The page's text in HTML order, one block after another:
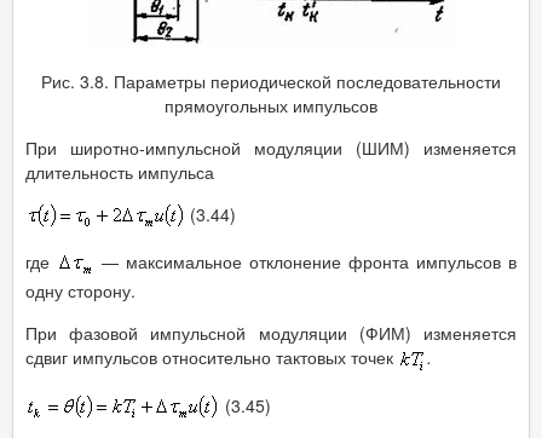
Рис. 3.8. Параметры периодической последовательности
прямоугольных импульсов
При широтно-импульсной модуляции (ШИМ) изменяется
длительность импульса
(3.44)
где
— максимальное отклонение фронта импульсов в
одну сторону.
При фазовой импульсной модуляции (ФИМ) изменяется
сдвиг импульсов относительно тактовых точек
.
(3.45)